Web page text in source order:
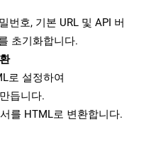
번호, 기본 URL 및 API 버
초기화합니다.
로 설정하여
듭니다.
를 HTML로 변환합니다.